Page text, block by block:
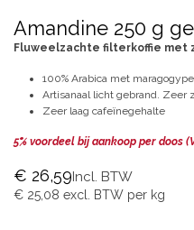
Amandine 250 g
Fluweelzachte filterkoffie met
100% Arabica met maragogype
Artisanaal licht gebrand. Zeer
Zeer laag cafeïnegehalte
5% voordeel bij aankoop per doos
€ 26,59Incl. BTW
€ 25,08 excl. BTW per kg